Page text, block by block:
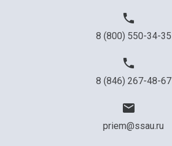
8 (800) 550-34-35
8 (846) 267-48-67
priem@ssau.ru